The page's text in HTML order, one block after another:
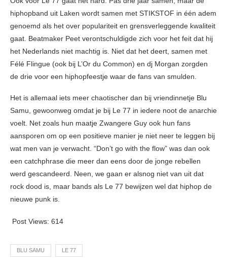
hiphopband uit Laken wordt samen met STIKSTOF in één adem
genoemd als het over populariteit en grensverleggende kwaliteit
gaat. Beatmaker Peet verontschuldigde zich voor het feit dat hij
het Nederlands niet machtig is. Niet dat het deert, samen met
Félé Flingue (ook bij L’Or du Common) en dj Morgan zorgden
de drie voor een hiphopfeestje waar de fans van smulden.
Het is allemaal iets meer chaotischer dan bij vriendinnetje Blu
Samu, gewoonweg omdat je bij Le 77 in iedere noot de anarchie
voelt. Net zoals hun maatje Zwangere Guy ook hun fans
aansporen om op een positieve manier je niet neer te leggen bij
wat men van je verwacht. “Don’t go with the flow” was dan ook
een catchphrase die meer dan eens door de jonge rebellen
werd gescandeerd. Neen, we gaan er alsnog niet van uit dat
rock dood is, maar bands als Le 77 bewijzen wel dat hiphop de
nieuwe punk is.
Post Views: 614
BLU SAMU LE 77